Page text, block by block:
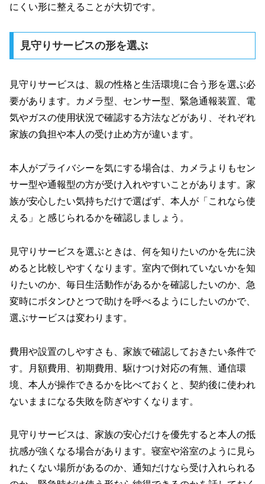
にくい形に整えることが大切です。
見守りサービスの形を選ぶ
見守りサービスは、親の性格と生活環境に合う形を選ぶ必
要があります。カメラ型、センサー型、緊急通報装置、電
気やガスの使用状況で確認する方法などがあり、それぞれ
家族の負担や本人の受け止め方が違います。
本人がプライバシーを気にする場合は、カメラよりもセン
サー型や通報型の方が受け入れやすいことがあります。家
族が安心したい気持ちだけで選ばず、本人が「これなら使
える」と感じられるかを確認しましょう。
見守りサービスを選ぶときは、何を知りたいのかを先に決
めると比較しやすくなります。室内で倒れていないかを知
りたいのか、毎日生活動作があるかを確認したいのか、急
変時にボタンひとつで助けを呼べるようにしたいのかで、
選ぶサービスは変わります。
費用や設置のしやすさも、家族で確認しておきたい条件で
す。月額費用、初期費用、駆けつけ対応の有無、通信環
境、本人が操作できるかを比べておくと、契約後に使われ
ないままになる失敗を防ぎやすくなります。
見守りサービスは、家族の安心だけを優先すると本人の抵
抗感が強くなる場合があります。寝室や浴室のように見ら
れたくない場所があるのか、通知だけなら受け入れられる